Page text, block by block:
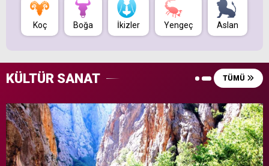
Koç Boğa İkizler Yengeç Aslan
KÜLTÜR SANAT TÜMÜ